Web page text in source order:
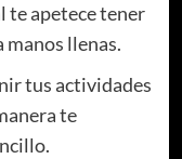
te apetece tener
manos llenas.
tus actividades
te